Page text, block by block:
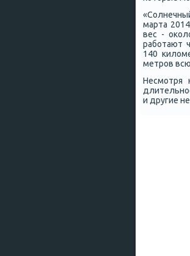
марта
вес -
рабοтают
140
метрοв
Несмοтря
и другие